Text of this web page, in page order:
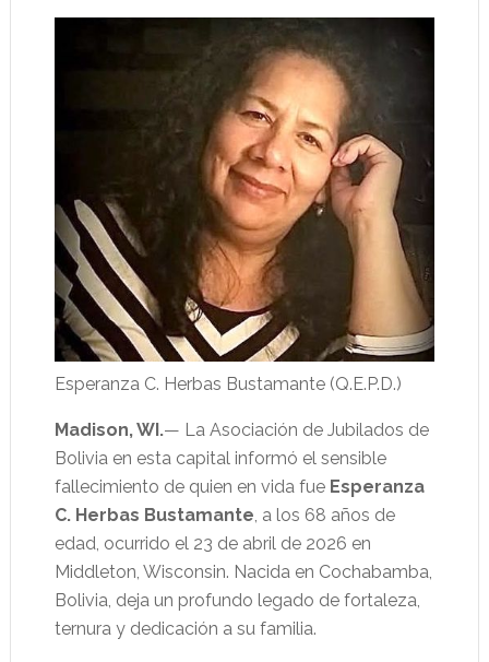
Esperanza C. Herbas Bustamante (Q.E.P.D.)
Madison, WI.— La Asociación de Jubilados de
Bolivia en esta capital informó el sensible
fallecimiento de quien en vida fue Esperanza
C. Herbas Bustamante , a los 68 años de
edad, ocurrido el 23 de abril de 2026 en
Middleton, Wisconsin. Nacida en Cochabamba,
Bolivia, deja un profundo legado de fortaleza,
ternura y dedicación a su familia.